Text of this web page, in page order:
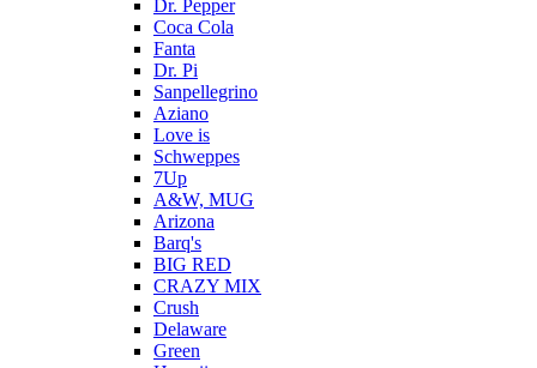
Dr. Pepper
Coca Cola
Fanta
Dr. Pi
Sanpellegrino
Aziano
Love is
Schweppes
7Up
A&W, MUG
Arizona
Barq's
BIG RED
CRAZY MIX
Crush
Delaware
Green